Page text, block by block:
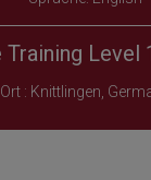
Training Level
Ort : Knittlingen,